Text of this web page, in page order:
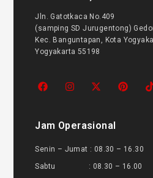
Jln. Gatotkaca No.409
(samping SD Jurugentong)
Kec. Banguntapan, Kota
Yogyakarta 55198
Jam Operasional
Senin – Jumat : 08.30 – 16.30
Sabtu : 08.30 – 16.00